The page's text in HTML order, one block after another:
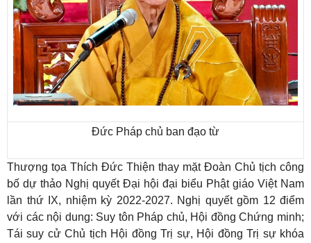
Đức Pháp chủ ban đạo từ
Thượng tọa Thích Đức Thiện thay mặt Đoàn Chủ tịch công
bố dự thảo Nghị quyết Đại hội đại biểu Phật giáo Việt Nam
lần thứ IX, nhiệm kỳ 2022-2027. Nghị quyết gồm 12 điểm
với các nội dung: Suy tôn Pháp chủ, Hội đồng Chứng minh;
Tái suy cử Chủ tịch Hội đồng Trị sự, Hội đồng Trị sự khóa